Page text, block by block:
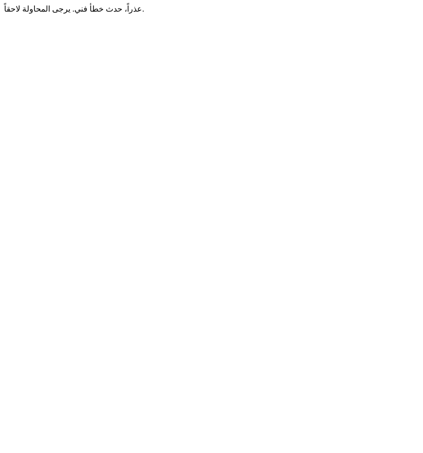
عذراً، حدث خطأ فني. يرجى المحاولة لاحقاً.